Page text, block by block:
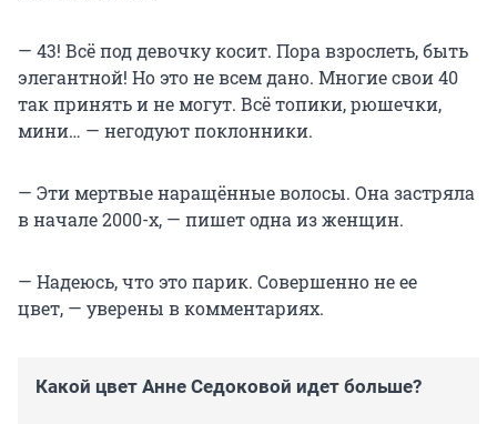
— 43! Всё под девочку косит. Пора взрослеть, быть
элегантной! Но это не всем дано. Многие свои 40
так принять и не могут. Всё топики, рюшечки,
мини… — негодуют поклонники.
— Эти мертвые наращённые волосы. Она застряла
в начале 2000-х, — пишет одна из женщин.
— Надеюсь, что это парик. Совершенно не ее
цвет, — уверены в комментариях.
Какой цвет Анне Седоковой идет больше?